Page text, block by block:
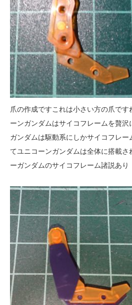
爪の作成ですこれは小さい方の爪です
ーンガンダムはサイコフレームを贅
ガンダムは駆動系にしかサイコフレー
てユニコーンガンダムは全体に搭載
ーガンダムのサイコフレーム諸説あり